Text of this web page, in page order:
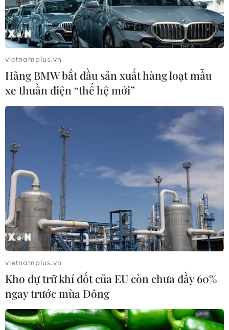
08/09/2022 02:59
Tại Lễ trao giải Chương trình Tài trợ thương mại và
Chuỗi cung ứng (TSCFP) do ADB tổ chức, TPBank đã
vinh dự được xướng tên ở hạng mục giải thưởng Ngân
hàng dẫn đầu về hỗ trợ doanh nghiệp SME.
vietnamplus.vn
Hãng BMW bắt đầu sản xuất hàng loạt mẫu
xe thuần điện “thế hệ mới”
vietnamplus.vn
Kho dự trữ khí đốt của EU còn chưa đầy 60%
ngay trước mùa Đông